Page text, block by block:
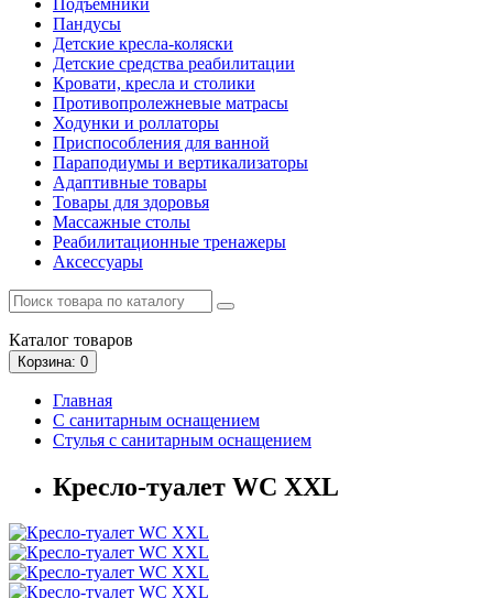
Пандусы
Детские кресла-коляски
Детские средства реабилитации
Кровати, кресла и столики
Противопролежневые матрасы
Ходунки и роллаторы
Приспособления для ванной
Параподиумы и вертикализаторы
Адаптивные товары
Товары для здоровья
Массажные столы
Реабилитационные тренажеры
Аксессуары
Каталог товаров
Корзина: 0
Главная
С санитарным оснащением
Стулья с санитарным оснащением
Кресло-туалет WC XXL